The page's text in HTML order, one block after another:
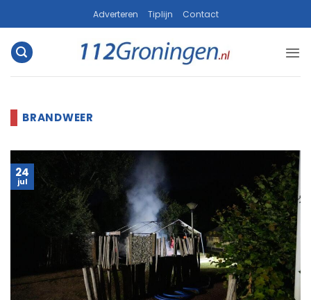
naar
inhoud
Adverteren Tiplijn Contact
24
jul